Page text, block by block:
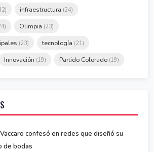
infraestructura (24)
Olimpia (23)
(23) tecnología (21)
Innovación (19) Partido Colorado (19)
confesó en redes que diseñó su
de bodas